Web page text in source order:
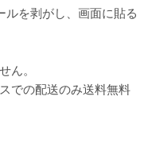
を剥がし、画面に貼る
。
での配送のみ送料無料